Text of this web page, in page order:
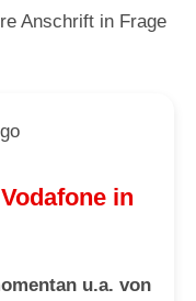
Anschrift in Frage
in
u.a. von